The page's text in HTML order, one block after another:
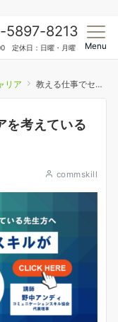
5897-8213
定休日：日曜・月曜 Menu
リア 教える仕事でセカンドキャリアを考えている教師の皆さん
を考えている
commskill